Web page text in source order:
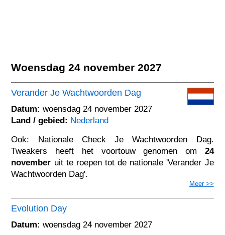
Woensdag 24 november 2027
Verander Je Wachtwoorden Dag
Datum: woensdag 24 november 2027
Land / gebied: Nederland
Ook: Nationale Check Je Wachtwoorden Dag.
Tweakers heeft het voortouw genomen om 24
november uit te roepen tot de nationale 'Verander Je
Wachtwoorden Dag'.
Meer >>
Evolution Day
Datum: woensdag 24 november 2027